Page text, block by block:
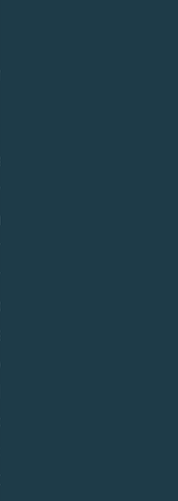
encontra o
de
amor pode ser
um milhão
tem tudo a
as suas
atração bela
com um
são óptimas
sucedidas.
um reino
de sentir